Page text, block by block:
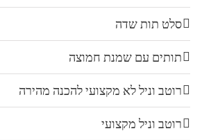
סלט תות שדה
תותים עם שמנת חמוצה
רוטב וניל לא מקצועי להכנה מהירה
רוטב וניל מקצועי